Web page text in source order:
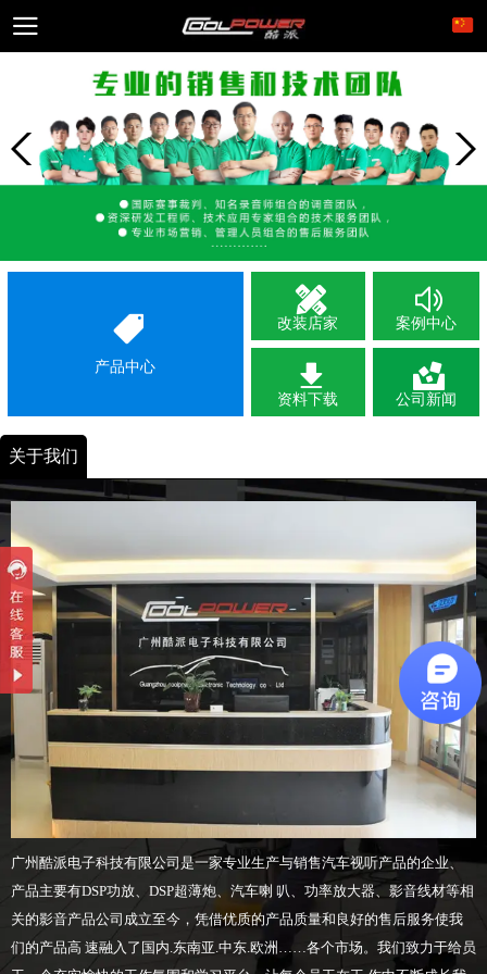
产品中心
改装店家 案例中心
资料下载 公司新闻
关于我们
广州酷派电子科技有限公司是一家专业生产与销售汽车视听产品的企业、
产品主要有DSP功放、DSP超薄炮、汽车喇 叭、功率放大器、影音线材等相
关的影音产品公司成立至今，凭借优质的产品质量和良好的售后服务使我
们的产品高 速融入了国内.东南亚.中东.欧洲……各个市场。我们致力于给员